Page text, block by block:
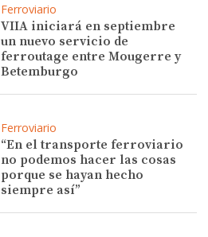
Ferroviario
VIIA iniciará en septiembre
un nuevo servicio de
ferroutage entre Mougerre y
Betemburgo
Ferroviario
“En el transporte ferroviario
no podemos hacer las cosas
porque se hayan hecho
siempre así”